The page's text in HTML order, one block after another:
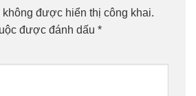
không được hiển thị công khai.
được đánh dấu *